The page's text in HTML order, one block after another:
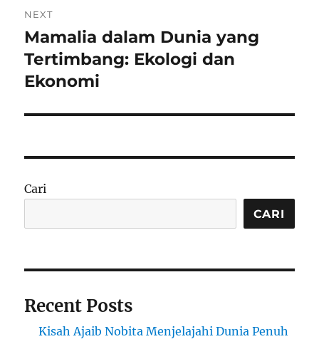
NEXT
Next
post:
Mamalia dalam Dunia yang
Tertimbang: Ekologi dan
Ekonomi
Cari
CARI
Recent Posts
Kisah Ajaib Nobita Menjelajahi Dunia Penuh